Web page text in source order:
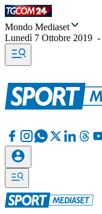
Mondo Mediaset
Lunedì 7 Ottobre 2019 -